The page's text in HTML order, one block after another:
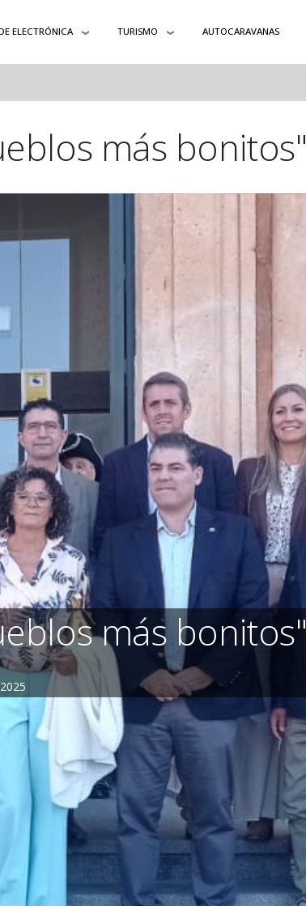
ELECTRÓNICA TURISMO AUTOCARAVANAS
más bonitos"
más bonitos"